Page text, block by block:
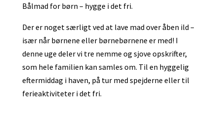
Bålmad for børn – hygge i det fri.
Der er noget særligt ved at lave mad over åben ild –
især når børnene eller børnebørnene er med! I
denne uge deler vi tre nemme og sjove opskrifter,
som hele familien kan samles om. Til en hyggelig
eftermiddag i haven, på tur med spejderne eller til
ferieaktiviteter i det fri.